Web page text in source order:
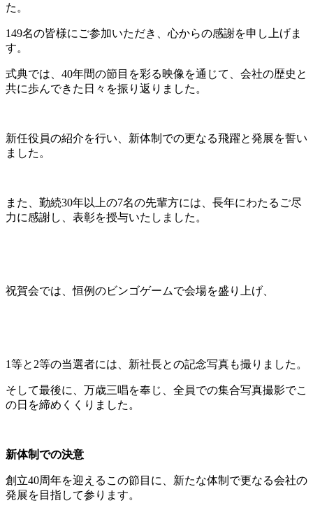
た。
149名の皆様にご参加いただき、心からの感謝を申し上げま
す。
式典では、40年間の節目を彩る映像を通じて、会社の歴史と
共に歩んできた日々を振り返りました。
新任役員の紹介を行い、新体制での更なる飛躍と発展を誓い
ました。
また、勤続30年以上の7名の先輩方には、長年にわたるご尽
力に感謝し、表彰を授与いたしました。
祝賀会では、恒例のビンゴゲームで会場を盛り上げ、
1等と2等の当選者には、新社長との記念写真も撮りました。
そして最後に、万歳三唱を奉じ、全員での集合写真撮影でこ
の日を締めくくりました。
新体制での決意
創立40周年を迎えるこの節目に、新たな体制で更なる会社の
発展を目指して参ります。